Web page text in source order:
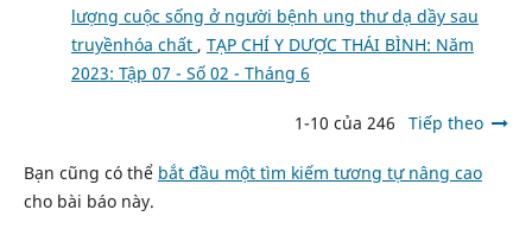
lượng cuộc sống ở người bệnh ung thư dạ dầy sau
truyềnhóa chất , TẠP CHÍ Y DƯỢC THÁI BÌNH: Năm
2023: Tập 07 - Số 02 - Tháng 6
1-10 của 246 Tiếp theo
Bạn cũng có thể bắt đầu một tìm kiếm tương tự nâng cao
cho bài báo này.